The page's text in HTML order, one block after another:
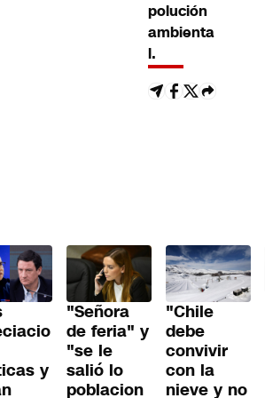
polución
ambienta
l.
y
"Señora
de feria" y
"se le
salió lo
poblacion
"Chile
debe
convivir
con la
nieve y no